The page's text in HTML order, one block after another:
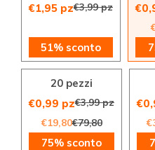
€1,95 pz€3,99 pz
51% sconto
20 pezzi
€0,99 pz€3,99 pz
€19,80€79,80
75% sconto